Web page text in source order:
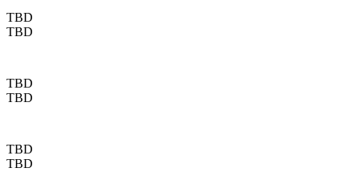
TBD
TBD
TBD
TBD
TBD
TBD